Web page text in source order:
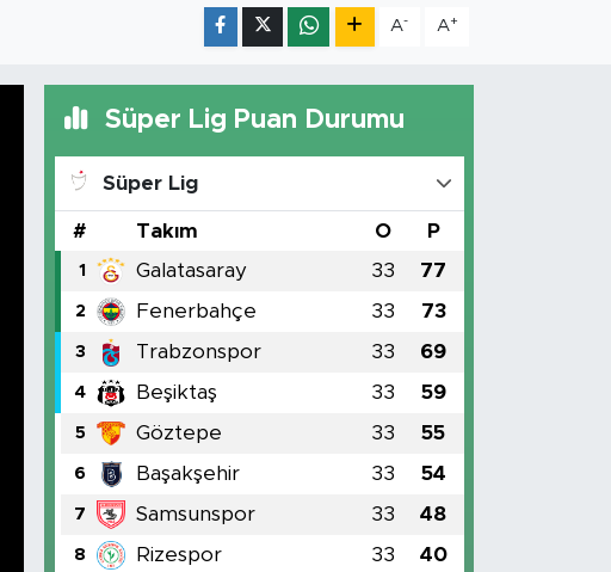
A- A+
Süper Lig Puan Durumu
Süper Lig
# Takım O P
1 Galatasaray 33 77
2 Fenerbahçe 33 73
3 Trabzonspor 33 69
4 Beşiktaş 33 59
5 Göztepe 33 55
6 Başakşehir 33 54
7 Samsunspor 33 48
8 Rizespor 33 40